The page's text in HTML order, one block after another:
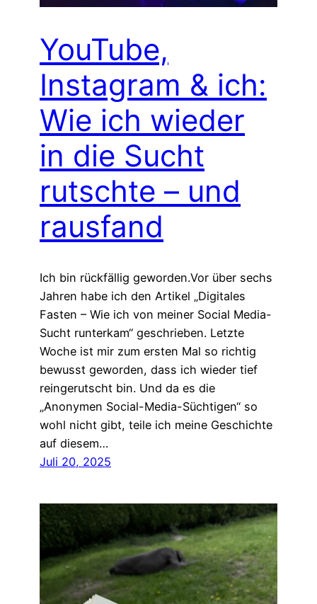
YouTube,
Instagram & ich:
Wie ich wieder
in die Sucht
rutschte – und
rausfand
Ich bin rückfällig geworden.Vor über sechs
Jahren habe ich den Artikel „Digitales
Fasten – Wie ich von meiner Social Media-
Sucht runterkam“ geschrieben. Letzte
Woche ist mir zum ersten Mal so richtig
bewusst geworden, dass ich wieder tief
reingerutscht bin. Und da es die
„Anonymen Social-Media-Süchtigen“ so
wohl nicht gibt, teile ich meine Geschichte
auf diesem…
Juli 20, 2025